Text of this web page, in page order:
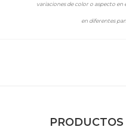
variaciones de color o aspecto en
en diferentes